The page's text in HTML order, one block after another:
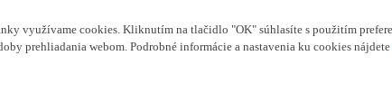
využívame cookies. Kliknutím na tlačidlo "OK" súhlasíte s použitím
prehliadania webom. Podrobné informácie a nastavenia ku cookies nájdete